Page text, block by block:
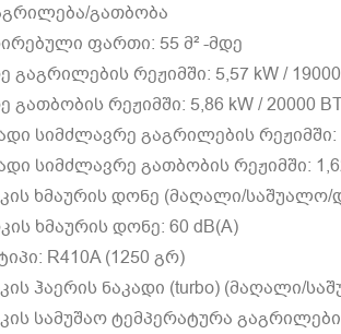
გათბობა
ფართი: 55 მ² -მდე
გაგრილების რეჟიმში: 5,57 kW /
გათბობის რეჟიმში: 5,86 kW / 20000
სიმძლავრე გაგრილების რეჟიმში:
სიმძლავრე გათბობის რეჟიმში:
ხმაურის დონე (მაღალი/საშუალო/
ხმაურის დონე: 60 dB(A)
R410A (1250 გრ)
ჰაერის ნაკადი (turbo) (მაღალი/
სამუშაო ტემპერატურა